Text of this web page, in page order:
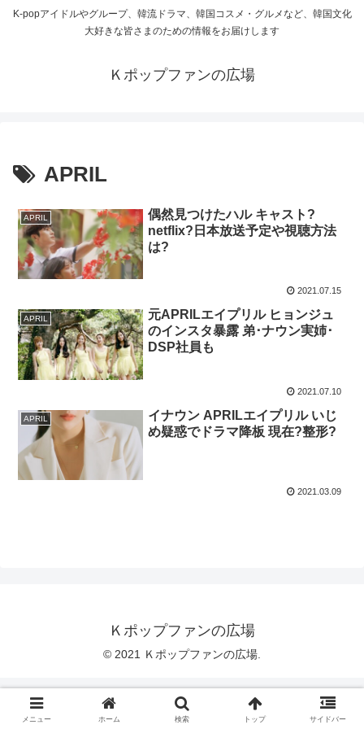
K-popアイドルやグループ、韓流ドラマ、韓国コスメ・グルメなど、韓国文化
大好きな皆さまのための情報をお届けします
Ｋポップファンの広場
APRIL
APRIL
偶然見つけたハル キャスト?
netflix?日本放送予定や視聴方法
は?
2021.07.15
APRIL
元APRILエイプリル ヒョンジュ
のインスタ暴露 弟･ナウン実姉･
DSP社員も
2021.07.10
APRIL
イナウン APRILエイプリル いじ
め疑惑でドラマ降板 現在?整形?
2021.03.09
Ｋポップファンの広場
© 2021 Ｋポップファンの広場.
メニュー ホーム 検索 トップ サイドバー